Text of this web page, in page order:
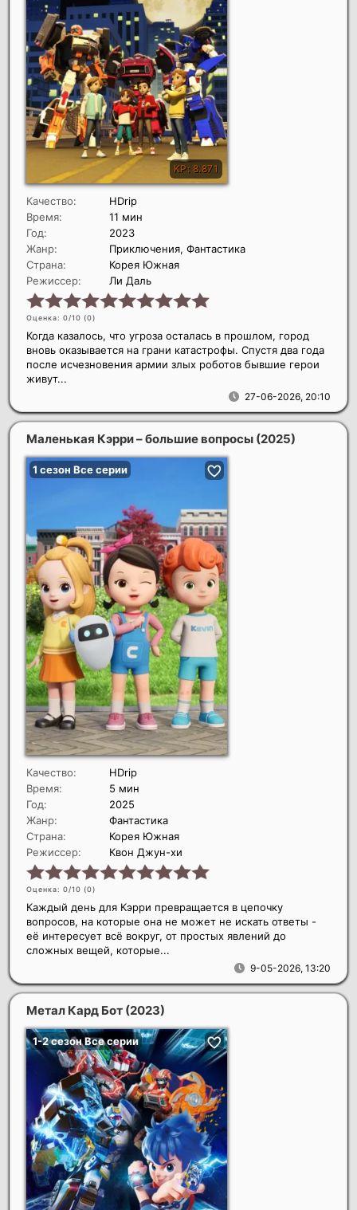
Качество:
HDrip
Время:
11 мин
Год:
2023
Жанр:
Приключения, Фантастика
Страна:
Корея Южная
Режиссер:
Ли Даль
Оценка: 0/10 (0)
27-06-2026, 20:10
Когда казалось, что угроза осталась в прошлом, город
вновь оказывается на грани катастрофы. Спустя два года
после исчезновения армии злых роботов бывшие герои
живут...
Маленькая Кэрри – большие вопросы (2025)
Качество:
HDrip
Время:
5 мин
Год:
2025
Жанр:
Фантастика
Страна:
Корея Южная
Режиссер:
Квон Джун-хи
Оценка: 0/10 (0)
9-05-2026, 13:20
Каждый день для Кэрри превращается в цепочку
вопросов, на которые она не может не искать ответы -
её интересует всё вокруг, от простых явлений до
сложных вещей, которые...
Метал Кард Бот (2023)